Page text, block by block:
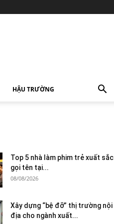
HẬU TRƯỜNG
Top 5 nhà làm phim trẻ xuất sắc
gọi tên tại...
08/08/2026
Xây dựng “bệ đỡ” thị trường nội
địa cho ngành xuất...